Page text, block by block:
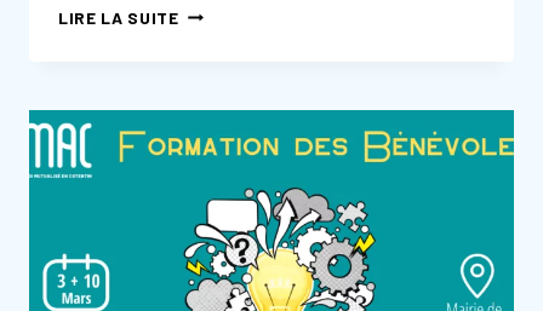
LIRE LA SUITE COMPTABLE